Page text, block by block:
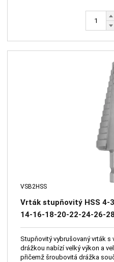
VSB2HSS
Vrták stupňovitý HSS 4-
14-16-18-20-22-24-26-
drážka
Stupňovitý vybrušovaný vrták
drážkou nabízí velký výkon a
přičemž šroubovitá drážka